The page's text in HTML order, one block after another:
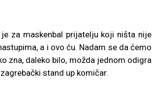
za maskenbal prijatelju koji ništa nije
a i ovo ću. Nadam se da ćemo
zna, daleko bilo, možda jednom odigra
stand up komičar.